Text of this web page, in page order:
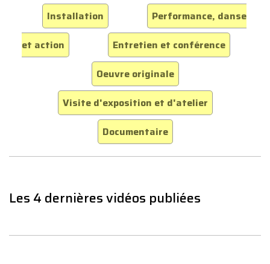
Installation
Performance, danse
et action
Entretien et conférence
Oeuvre originale
Visite d'exposition et d'atelier
Documentaire
Les 4 dernières vidéos publiées